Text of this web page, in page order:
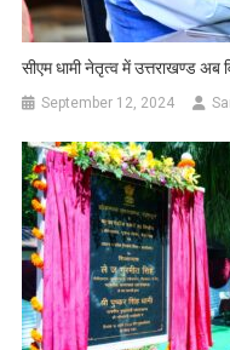
सीएम धामी नेतृत्व में उत्तराखण्ड
September 12, 2024